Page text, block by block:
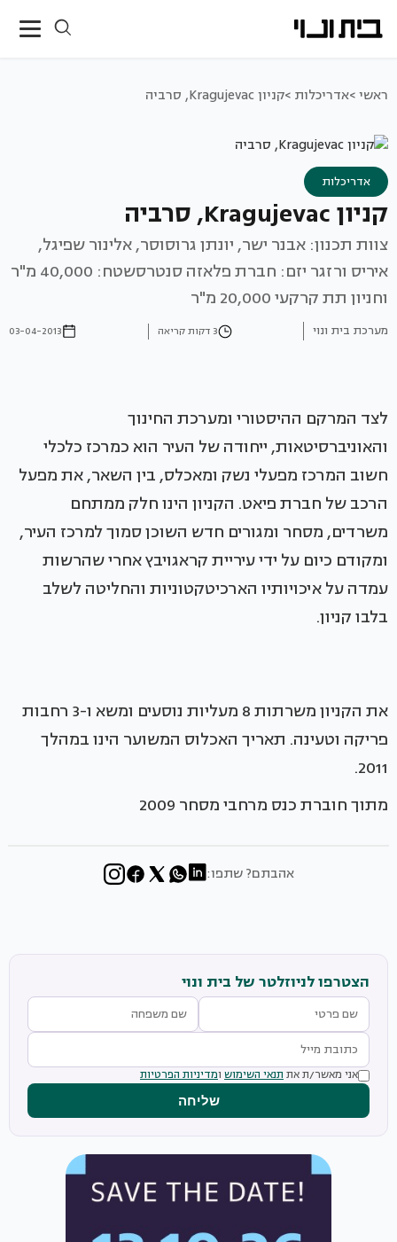
ראשי >אדריכלות >קניון Kragujevac, סרביה
אדריכלות
קניון Kragujevac, סרביה
צוות תכנון: אבנר ישר, יונתן גרוסוסר, אלינור שפיגל,
איריס ורזגר יזם: חברת פלאזה סנטרסשטח: 40,000 מ"ר
וחניון תת קרקעי 20,000 מ"ר
מערכת בית ונוי 3 דקות קריאה 03-04-2013
לצד המרקם ההיסטורי ומערכת החינוך
והאוניברסיטאות, ייחודה של העיר הוא כמרכז כלכלי
חשוב המרכז מפעלי נשק ומאכלס, בין השאר, את מפעל
הרכב של חברת פיאט. הקניון הינו חלק ממתחם
משרדים, מסחר ומגורים חדש השוכן סמוך למרכז העיר,
ומקודם כיום על ידי עיריית קראגויבץ אחרי שהרשות
עמדה על איכויותיו הארכיטקטוניות והחליטה לשלב
בלבו קניון.
את הקניון משרתות 8 מעליות נוסעים ומשא ו-3 רחבות
פריקה וטעינה. תאריך האכלוס המשוער הינו במהלך
2011.
מתוך חוברת כנס מרחבי מסחר 2009
אהבתם? שתפו:
הצטרפו לניוזלטר של בית ונוי
אני מאשר/ת את תנאי השימוש ומדיניות הפרטיות
שליחה